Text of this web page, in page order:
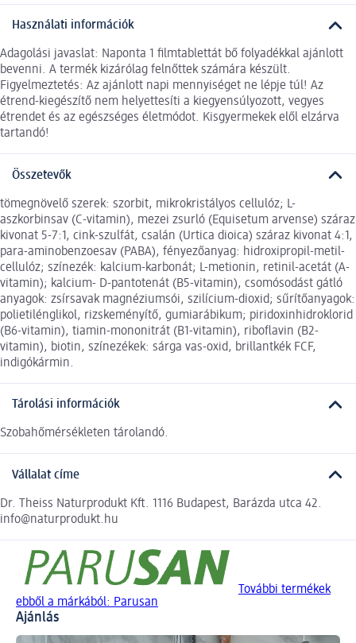
Használati információk
Adagolási javaslat: Naponta 1 filmtablettát bő folyadékkal ajánlott
bevenni. A termék kizárólag felnőttek számára készült.
Figyelmeztetés: Az ajánlott napi mennyiséget ne lépje túl! Az
étrend-kiegészítő nem helyettesíti a kiegyensúlyozott, vegyes
étrendet és az egészséges életmódot. Kisgyermekek elől elzárva
tartandó!
Összetevők
tömegnövelő szerek: szorbit, mikrokristályos cellulóz; L-
aszkorbinsav (C-vitamin), mezei zsurló (Equisetum arvense) száraz
kivonat 5-7:1, cink-szulfát, csalán (Urtica dioica) száraz kivonat 4:1,
para-aminobenzoesav (PABA), fényezőanyag: hidroxipropil-metil-
cellulóz; színezék: kalcium-karbonát; L-metionin, retinil-acetát (A-
vitamin); kalcium- D-pantotenát (B5-vitamin), csomósodást gátló
anyagok: zsírsavak magnéziumsói, szilícium-dioxid; sűrítőanyagok:
polietilénglikol, rizskeményítő, gumiarábikum; piridoxinhidroklorid
(B6-vitamin), tiamin-mononitrát (B1-vitamin), riboflavin (B2-
vitamin), biotin, színezékek: sárga vas-oxid, brillantkék FCF,
indigókármin.
Tárolási információk
Szobahőmérsékleten tárolandó.
Vállalat címe
Dr. Theiss Naturprodukt Kft. 1116 Budapest, Barázda utca 42.
info@naturprodukt.hu
További termékek
ebből a márkából: Parusan
Ajánlás